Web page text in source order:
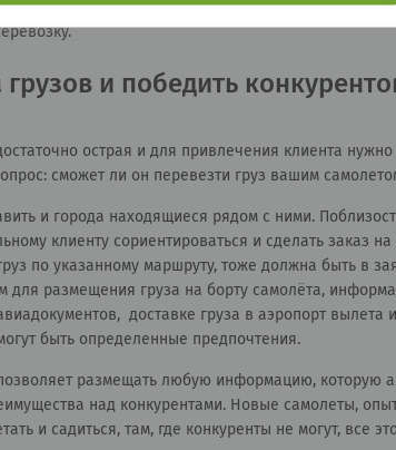
страницу заявок авиа компаний,
и победить
острая и для привлечения клиента
сможет ли он перевезти груз вашим
и города находящиеся рядом с ними.
клиенту сориентироваться и сделать заказ на
по указанному маршруту, тоже должна быть в
размещения груза на борту самолёта,
доставке груза в аэропорт вылета и
быть определенные предпочтения.
размещать любую информацию, которую
над конкурентами. Новые самолеты,
и садиться, там, где конкуренты не могут, все